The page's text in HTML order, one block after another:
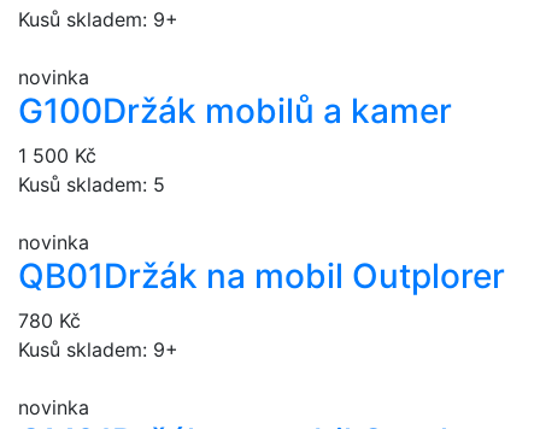
Kusů skladem: 9+
novinka
G100Držák mobilů a kamer
1 500 Kč
Kusů skladem: 5
novinka
QB01Držák na mobil Outplorer
780 Kč
Kusů skladem: 9+
novinka